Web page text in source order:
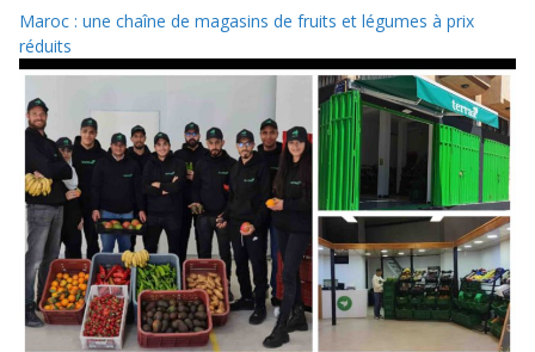
Maroc : une chaîne de magasins de fruits et légumes à prix
réduits